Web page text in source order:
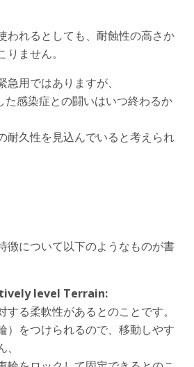
われるとしても、耐蝕性の高さか
ません。
用ではありますが、
た感染症との闘いはいつ終わるか
耐久性を見込んでいると考えられ
徴について以下のようなものが書
level Terrain:
る柔軟性があるとのことです。
）をつけられるので、移動しやす